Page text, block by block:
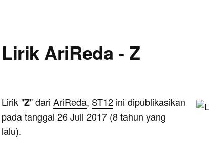
Lirik AriReda - Z
Lirik "Z" dari AriReda, ST12 ini dipublikasikan
pada tanggal 26 Juli 2017 (8 tahun yang
lalu).